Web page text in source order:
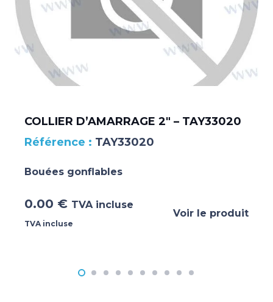
COLLIER D’AMARRAGE 2″ – TAY33020
TAY33020
Bouées gonflables
0.00 € TVA incluse
TVA incluse
Voir le produit